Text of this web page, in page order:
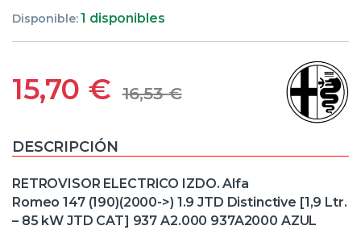
Disponible:1 disponibles
15,70 € 16,53€
DESCRIPCIÓN
RETROVISOR ELECTRICO IZDO. Alfa
Romeo 147 (190)(2000->) 1.9 JTD Distinctive [1,9 Ltr.
– 85 kW JTD CAT] 937 A2.000 937A2000 AZUL